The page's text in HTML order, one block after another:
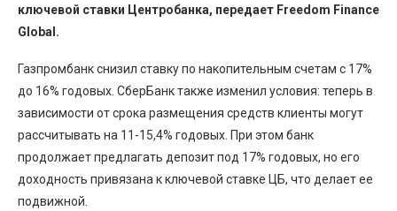
ключевой ставки Центробанка, передает Freedom Finance
Global.
Газпромбанк снизил ставку по накопительным счетам с 17%
до 16% годовых. СберБанк также изменил условия: теперь в
зависимости от срока размещения средств клиенты могут
рассчитывать на 11-15,4% годовых. При этом банк
продолжает предлагать депозит под 17% годовых, но его
доходность привязана к ключевой ставке ЦБ, что делает ее
подвижной.